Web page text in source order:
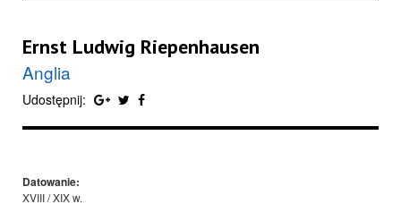
Ernst Ludwig Riepenhausen
Anglia
Udostępnij:
Datowanie:
XVIII / XIX w.